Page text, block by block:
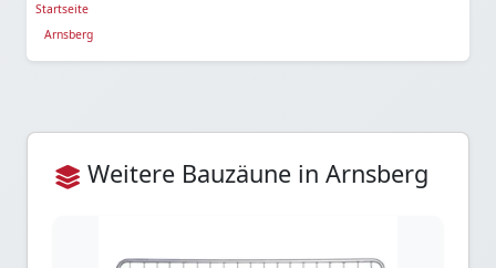
Startseite
Arnsberg
Weitere Bauzäune in Arnsberg